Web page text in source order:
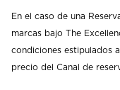
En el caso de una
marcas bajo The
condiciones estipulados
precio del Canal de